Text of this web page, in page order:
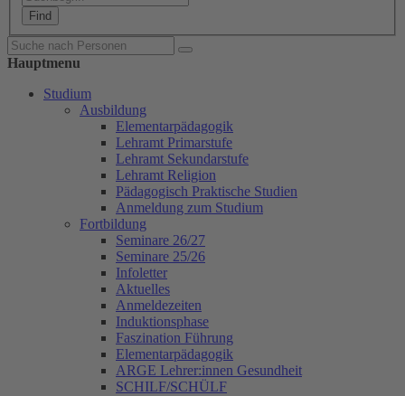
Hauptmenu
Studium
Ausbildung
Elementarpädagogik
Lehramt Primarstufe
Lehramt Sekundarstufe
Lehramt Religion
Pädagogisch Praktische Studien
Anmeldung zum Studium
Fortbildung
Seminare 26/27
Seminare 25/26
Infoletter
Aktuelles
Anmeldezeiten
Induktionsphase
Faszination Führung
Elementarpädagogik
ARGE Lehrer:innen Gesundheit
SCHILF/SCHÜLF